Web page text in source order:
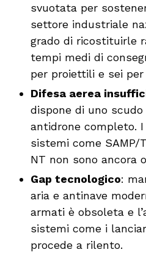
svuotata per
settore industriale
grado di ricostituirle
tempi medi di
per proiettili e sei
Difesa aerea
dispone di uno
antidrone completo.
sistemi come SAMP/
NT non sono ancora
Gap tecnologico:
aria e antinave
armati è obsoleta e
sistemi come i
procede a rilento.